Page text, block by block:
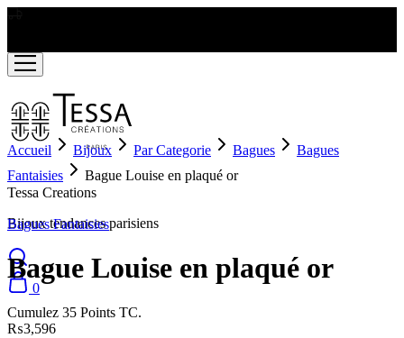
Tessa Creations
Bijoux tendances parisiens
0
Accueil Bijoux Par Categorie Bagues
Bagues
Fantaisies
Bague Louise en plaqué or
Bagues Fantaisies
Bague Louise en plaqué or
Cumulez 35 Points TC.
₨3,596